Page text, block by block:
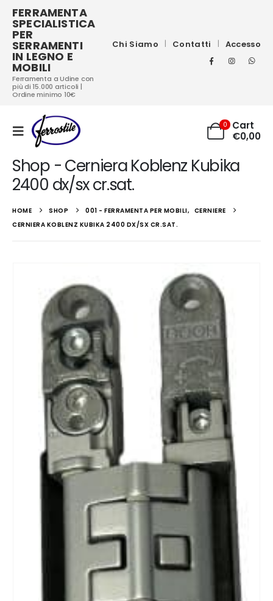
FERRAMENTA
SPECIALISTICA
PER
SERRAMENTI
IN LEGNO E
MOBILI
Ferramenta a Udine con
più di 15.000 articoli |
Ordine minimo 10€
Chi Siamo Contatti Accesso
0
Cart
€0,00
Shop - Cerniera Koblenz Kubika
2400 dx/sx cr.sat.
HOME SHOP 001 - FERRAMENTA PER MOBILI, CERNIERE
CERNIERA KOBLENZ KUBIKA 2400 DX/SX CR.SAT.